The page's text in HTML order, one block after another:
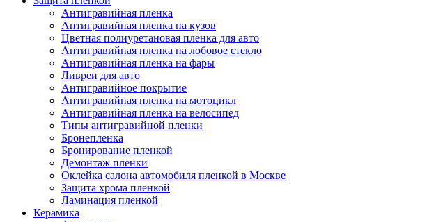
Антигравийная пленка
Антигравийная пленка на кузов
Цветная полиуретановая пленка для авто
Антигравийная пленка на лобовое стекло
Антигравийная пленка на фары
Ливреи для авто
Антигравийное покрытие
Антигравийная пленка на мотоцикл
Антигравийная пленка на велосипед
Типы антигравийной пленки
Бронепленка
Бронирование пленкой
Демонтаж пленки
Оклейка салона автомобиля пленкой в Москве
Защита хрома пленкой
Ламинация пленкой
Керамика